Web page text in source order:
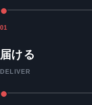
01
届ける
DELIVER